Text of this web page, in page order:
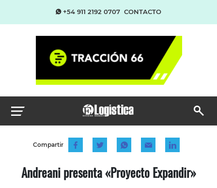
+54 911 2192 0707 CONTACTO
Compartir
Andreani presenta «Proyecto Expandir»